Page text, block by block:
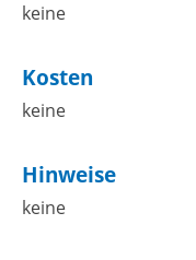
keine
Kosten
keine
Hinweise
keine